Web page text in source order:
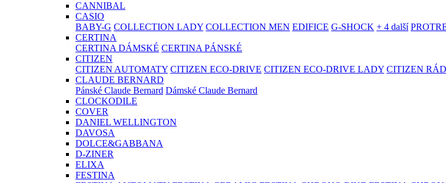
CANNIBAL
CASIO
BABY-G COLLECTION LADY COLLECTION MEN EDIFICE G-SHOCK + 4 další
CERTINA
CERTINA DÁMSKÉ CERTINA PÁNSKÉ
CITIZEN
CITIZEN AUTOMATY CITIZEN ECO-DRIVE CITIZEN ECO-DRIVE LADY CITIZEN
CLAUDE BERNARD
Pánské Claude Bernard Dámské Claude Bernard
CLOCKODILE
COVER
DANIEL WELLINGTON
DAVOSA
DOLCE&GABBANA
D-ZINER
ELIXA
FESTINA